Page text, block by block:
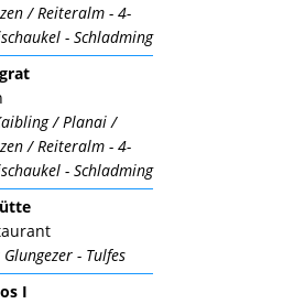
/ Reiteralm - 4-
- Schladming
/ Planai /
/ Reiteralm - 4-
- Schladming
- Tulfes
I